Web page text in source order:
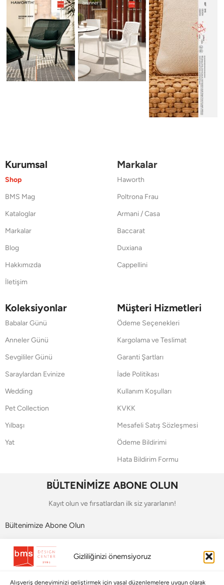
Gizliliğinizi önemsiyoruz
Alışveriş deneyiminizi geliştirmek için yasal düzenlemelere uygun olarak
Kurumsal
Shop
BMS Mag
Kataloglar
Markalar
Blog
Hakkımızda
İletişim
Markalar
Haworth
Poltrona Frau
Armani / Casa
Baccarat
Duxiana
Cappellini
Koleksiyonlar
Babalar Günü
Anneler Günü
Sevgililer Günü
Saraylardan Evinize
Wedding
Pet Collection
Yılbaşı
Yat
Müşteri Hizmetleri
Ödeme Seçenekleri
Kargolama ve Teslimat
Garanti Şartları
İade Politikası
Kullanım Koşulları
KVKK
Mesafeli Satış Sözleşmesi
Ödeme Bildirimi
Hata Bildirim Formu
BÜLTENİMİZE ABONE OLUN
Kayıt olun ve fırsatlardan ilk siz yararlanın!
Bültenimize Abone Olun